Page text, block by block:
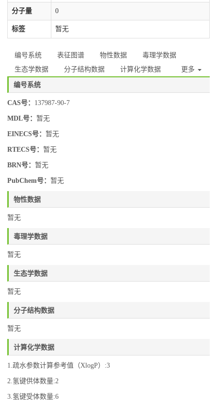
分子量 0
标签 暂无
编号系统 表征图谱 物性数据
毒理学数据
生态学数据
分子结构数据 计算化学数据 更多
编号系统
CAS号： 137987-90-7
MDL号： 暂无
EINECS号： 暂无
RTECS号： 暂无
BRN号： 暂无
PubChem号： 暂无
物性数据
暂无
毒理学数据
暂无
生态学数据
暂无
分子结构数据
暂无
计算化学数据
1.疏水参数计算参考值（XlogP）:3
2.氢键供体数量:2
3.氢键受体数量:6